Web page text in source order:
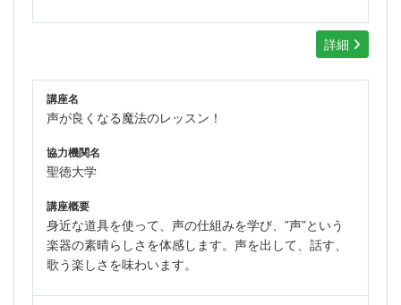
詳細
講座名
声が良くなる魔法のレッスン！
協力機関名
聖徳大学
講座概要
身近な道具を使って、声の仕組みを学び、”声”という
楽器の素晴らしさを体感します。声を出して、話す、
歌う楽しさを味わいます。